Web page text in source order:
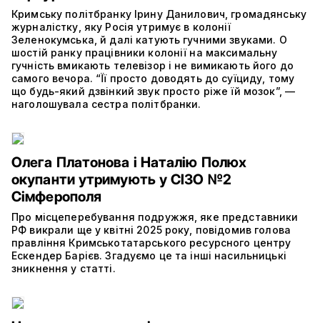
Кримську політбранку Ірину Данилович, громадянську
журналістку, яку Росія утримує в колонії
Зеленокумська, й далі катують гучними звуками. О
шостій ранку працівники колонії на максимальну
гучність вмикають телевізор і не вимикають його до
самого вечора. “Її просто доводять до суїциду, тому
що будь-який дзвінкий звук просто ріже їй мозок”, —
наголошувала сестра політбранки.
Олега Платонова і Наталію Полюх
окупанти утримують у СІЗО №2
Сімферополя
Про місцеперебування подружжя, яке представники
РФ викрали ще у квітні 2025 року, повідомив голова
правління Кримськотатарського ресурсного центру
Ескендер Барієв. Згадуємо це та інші насильницькі
зникнення у статті.